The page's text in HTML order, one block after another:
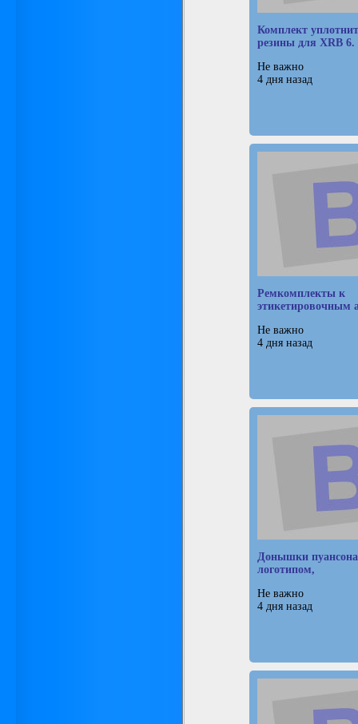
Комплект
резины для XRB 6.
Не важно
4 дня назад
Ремкомплекты к
этикетировочным
Не важно
4 дня назад
Донышки
логотипом,
Не важно
4 дня назад